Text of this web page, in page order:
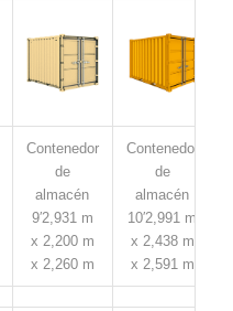
Contenedor
de
almacén
9′2,931 m
x 2,200 m
x 2,260 m
Contenedor
de
almacén
10′2,991 m
x 2,438 m
x 2,591 m